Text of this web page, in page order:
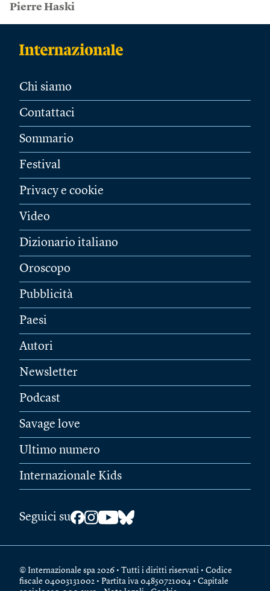
Pierre Haski
Chi siamo
Contattaci
Sommario
Festival
Privacy e cookie
Video
Dizionario italiano
Oroscopo
Pubblicità
Paesi
Autori
Newsletter
Podcast
Savage love
Ultimo numero
Internazionale Kids
Seguici su
© Internazionale spa 2026 • Tutti i diritti riservati • Codice
fiscale 04003131002 • Partita iva 04850721004 • Capitale